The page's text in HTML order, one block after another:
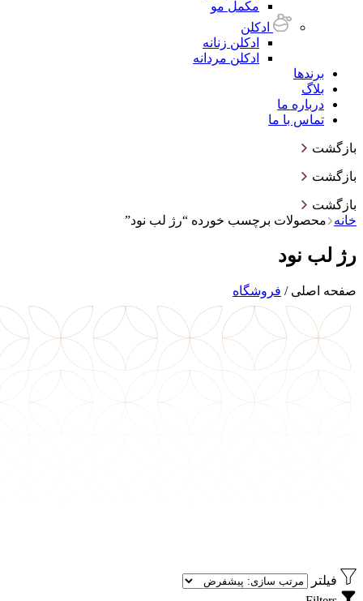
مکمل مو
ادکلن
ادکلن زنانه
ادکلن مردانه
برندها
بلاگ
درباره ما
تماس با ما
بازگشت
بازگشت
بازگشت
خانه
محصولات برچسب خورده “رژ لب نود”
رژ لب نود
صفحه اصلی / فروشگاه
فیلتر